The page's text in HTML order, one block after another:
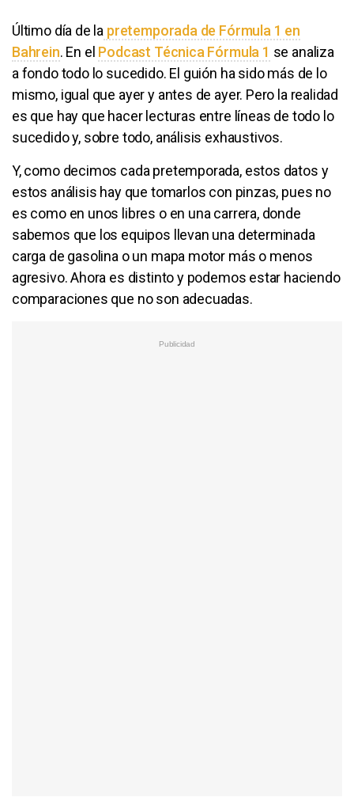
Último día de la pretemporada de Fórmula 1 en
Bahrein. En el Podcast Técnica Fórmula 1 se analiza
a fondo todo lo sucedido. El guión ha sido más de lo
mismo, igual que ayer y antes de ayer. Pero la realidad
es que hay que hacer lecturas entre líneas de todo lo
sucedido y, sobre todo, análisis exhaustivos.
Y, como decimos cada pretemporada, estos datos y
estos análisis hay que tomarlos con pinzas, pues no
es como en unos libres o en una carrera, donde
sabemos que los equipos llevan una determinada
carga de gasolina o un mapa motor más o menos
agresivo. Ahora es distinto y podemos estar haciendo
comparaciones que no son adecuadas.